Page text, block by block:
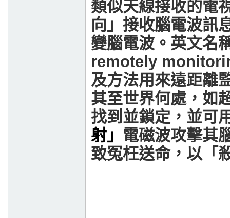
類似天線接收的電
向」接收腦電波訊
變腦電波。 英文名
remotely
及方法用來遠距離
其至世界何處，如
找到並鎖定，並可
射」 電磁波攻擊其
致冤枉送命，以「